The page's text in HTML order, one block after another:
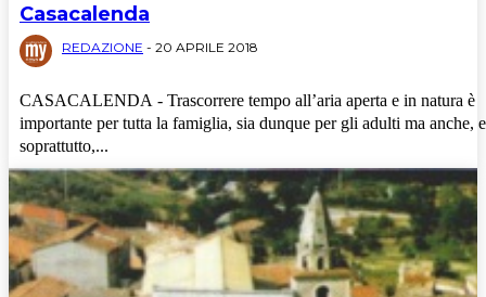
Casacalenda
REDAZIONE - 20 APRILE 2018
CASACALENDA - Trascorrere tempo all’aria aperta e in natura è
importante per tutta la famiglia, sia dunque per gli adulti ma anche, e
soprattutto,...